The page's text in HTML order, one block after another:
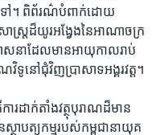
ង​ទៅ។ ពិព័រណ៌​បំពាក់​ដោយ​
សាស្ត្រ​ដ៏​យូរ​អង្វែងនៃ​អាណាចក្រ​
ាសនា​ដែល​មាន​អាយុកាល​រាប់​
ទូ​នៅ​ជំុវិញ​ប្រាសាទ​អង្គរវត្ត។
ដាក់​តាំង​វត្ថុ​បុរាណ​ដ៏​មាន​
ស្ថាបត្យកម្មរបស់​កម្ពុជា​នា​យុគ